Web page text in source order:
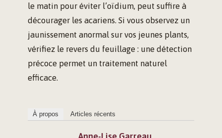
le matin pour éviter l’oïdium, peut suffire à
décourager les acariens. Si vous observez un
jaunissement anormal sur vos jeunes plants,
vérifiez le revers du feuillage : une détection
précoce permet un traitement naturel
efficace.
À propos Articles récents